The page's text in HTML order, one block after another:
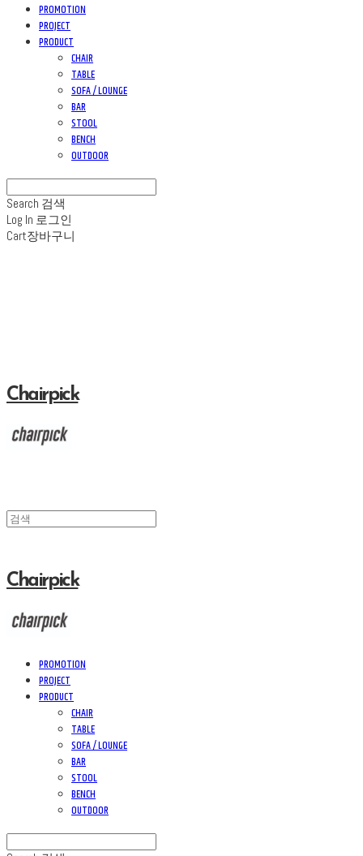
PROMOTION
PROJECT
PRODUCT
CHAIR
TABLE
SOFA / LOUNGE
BAR
STOOL
BENCH
OUTDOOR
Search 검색
Log In 로그인
Cart장바구니
Chairpick
Chairpick
PROMOTION
PROJECT
PRODUCT
CHAIR
TABLE
SOFA / LOUNGE
BAR
STOOL
BENCH
OUTDOOR